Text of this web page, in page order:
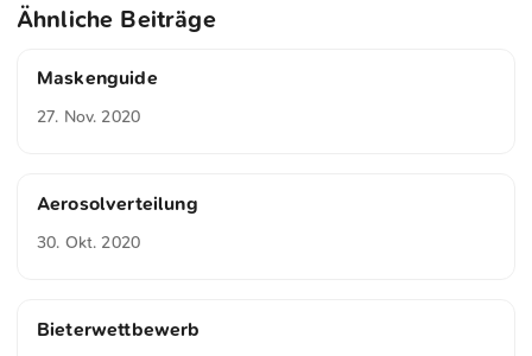
Ähnliche Beiträge
Maskenguide
27. Nov. 2020
Aerosolverteilung
30. Okt. 2020
Bieterwettbewerb